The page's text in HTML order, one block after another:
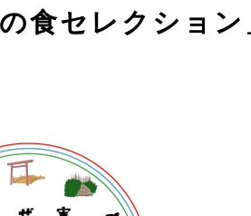
の食セレクショ